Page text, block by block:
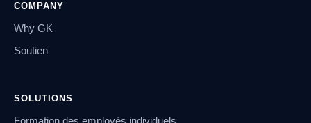
COMPANY
Why GK
Soutien
SOLUTIONS